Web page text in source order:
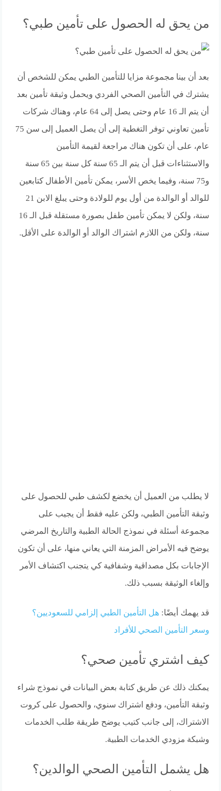
من يحق له الحصول على تأمين طبي؟
بعد أن بينا مجموعة مزايا للتأمين الطبي يمكن للشخص أن
يشترك في التأمين الصحي الفردي ويحمل وثيقة تأمين بعد
أن يتم الـ 16 عام وحتى يصل إلى 64 عام، وهناك شركات
تأمين تعاوني توفر التغطية إلى أن يصل العميل إلى سن 75
عام، على أن تكون هناك مراجعة لقيمة التأمين
والاستثناءات قبل أن يتم الـ 65 سنة كل سنة بين 65 سنة
و75 سنة، وفيما يخص الأسر، يمكن تأمين الأطفال كتابعين
للوالد أو الوالدة من أول يوم للولادة وحتى يبلغ الابن 21
سنة، ولكن لا يمكن تأمين طفل بصورة مستقلة قبل الـ 16
سنة، ولكن من اللازم اشتراك الوالد أو الوالدة على الأقل.
لا يطلب من العميل أن يخضع لكشف طبي للحصول على
وثيقة التأمين الطبي، ولكن عليه فقط أن يجيب على
مجموعة أسئلة في نموذج الحالة الطبية والتاريخ المرضي
يوضح فيه الأمراض المزمنة التي يعاني منها، على أن تكون
الإجابات بكل مصداقية وشفافية كي يتجنب اكتشاف الأمر
وإلغاء الوثيقة بسبب ذلك.
قد يهمك أيضًا: هل التأمين الطبي إلزامي للسعوديين؟
وسعر التأمين الصحي للأفراد
كيف اشتري تأمين صحي؟
يمكنك ذلك عن طريق كتابة بعض البيانات في نموذج شراء
وثيقة التأمين، ودفع اشتراك سنوي، والحصول على كروت
الاشتراك، إلى جانب كتيب يوضح طريقة طلب الخدمات
وشبكة مزودي الخدمات الطبية.
هل يشمل التأمين الصحي الوالدين؟